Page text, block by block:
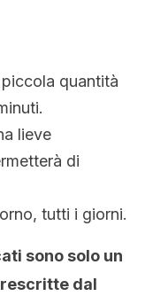
quantità
lieve
di
tutti i giorni.
sono solo un
dal